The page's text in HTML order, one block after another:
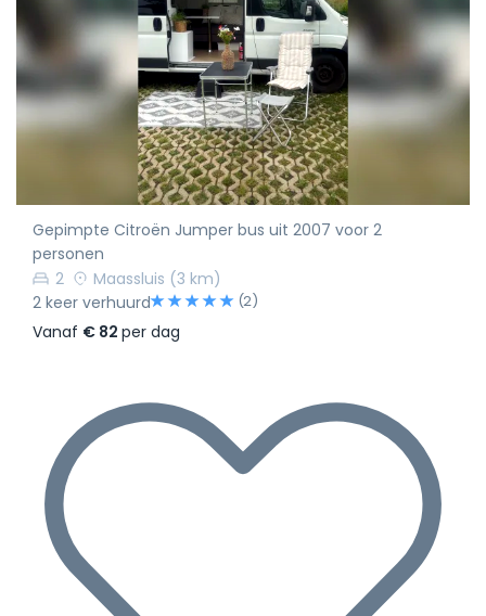
Gepimpte Citroën Jumper bus uit 2007 voor 2
personen
2
Maassluis (3 km)
2 keer verhuurd
(2)
Vanaf € 82 per dag